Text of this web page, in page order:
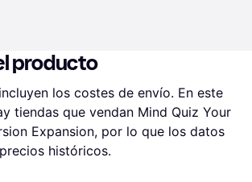
producto
los costes de envío. En este
tiendas que vendan Mind Quiz Your
Expansion, por lo que los datos
históricos.